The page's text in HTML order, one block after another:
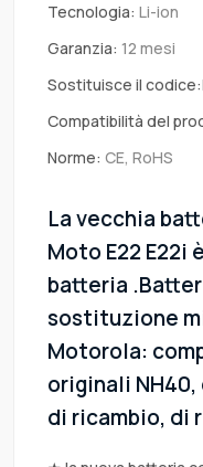
Tecnologia: Li-ion
Garanzia: 12 mesi
Sostituisce il codice:
Compatibilità del
Norme: CE, RoHS
La vecchia
Moto E22 E22i
batteria
sostituzione
Motorola:
originali
di ricambio, di